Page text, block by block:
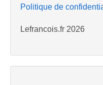
Politique de
Lefrancois.fr 2026